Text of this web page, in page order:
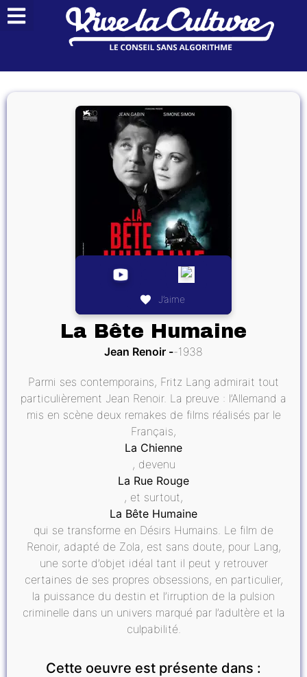
J’aime
La Bête Humaine
Jean Renoir 1938
Parmi ses contemporains, Fritz Lang admirait tout
particulièrement Jean Renoir. La preuve : l’Allemand a
mis en scène deux remakes de films réalisés par le
Français,
La Chienne
, devenu
La Rue Rouge
, et surtout,
La Bête Humaine
qui se transforme en Désirs Humains. Le film de
Renoir, adapté de Zola, est sans doute, pour Lang,
une sorte d’objet idéal tant il peut y retrouver
certaines de ses propres obsessions, en particulier,
la puissance du destin et l’irruption de la pulsion
criminelle dans un univers marqué par l’adultère et la
culpabilité.
Cette oeuvre est présente dans :